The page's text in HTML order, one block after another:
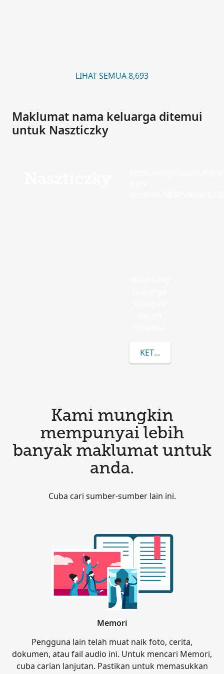
LIHAT SEMUA 8,693
Maklumat nama keluarga ditemui
untuk Naszticzky
KETAHUI LEBIH
Kami mungkin
mempunyai lebih
banyak maklumat untuk
anda.
Cuba cari sumber-sumber lain ini.
Memori
Pengguna lain telah muat naik foto, cerita,
dokumen, atau fail audio ini. Untuk mencari Memori,
cuba carian lanjutan. Pastikan untuk memasukkan